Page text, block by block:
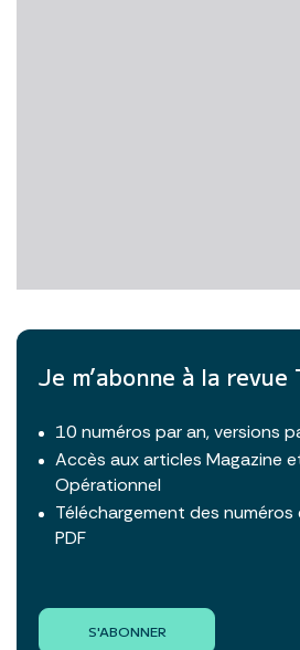
Je m’abonne à la revue
10 numéros par an, versions
Accès aux articles Magazine
Opérationnel
Téléchargement des
PDF
S'ABONNER